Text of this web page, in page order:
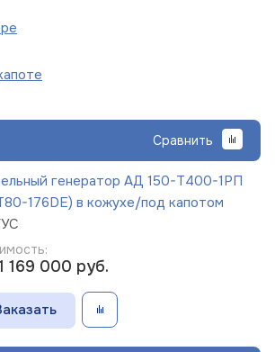
Сравнить
генератор АД 150-Т400-1РП
176DE) в кожухе/под капотом
169 000 руб.